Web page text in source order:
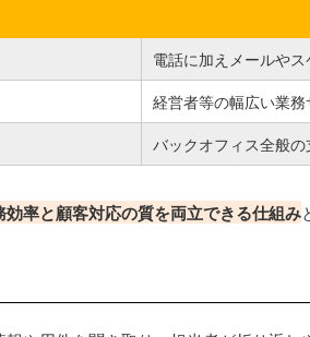
電話に加えメールや
経営者等の幅広い業
バックオフィス全般
率と顧客対応の質を両立できる仕組み